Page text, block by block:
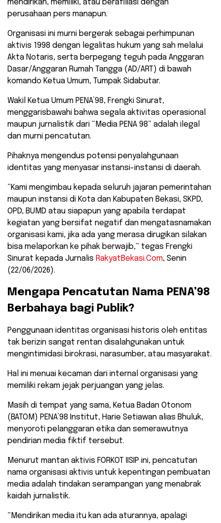
mendirikan, memiliki, atau berafiliasi dengan
perusahaan pers manapun.
Organisasi ini murni bergerak sebagai perhimpunan
aktivis 1998 dengan legalitas hukum yang sah melalui
Akta Notaris, serta berpegang teguh pada Anggaran
Dasar/Anggaran Rumah Tangga (AD/ART) di bawah
komando Ketua Umum, Tumpak Sidabutar.
​Wakil Ketua Umum PENA’98, Frengki Sinurat,
menggarisbawahi bahwa segala aktivitas operasional
maupun jurnalistik dari “Media PENA 98” adalah ilegal
dan murni pencatutan.
Pihaknya mengendus potensi penyalahgunaan
identitas yang menyasar instansi-instansi di daerah.
​”Kami mengimbau kepada seluruh jajaran pemerintahan
maupun instansi di Kota dan Kabupaten Bekasi, SKPD,
OPD, BUMD atau siapapun yang apabila terdapat
kegiatan yang bersifat negatif dan mengatasnamakan
organisasi kami, jika ada yang merasa dirugikan silakan
bisa melaporkan ke pihak berwajib,” tegas Frengki
Sinurat kepada Jurnalis RakyatBekasi.Com, Senin
(22/06/2026).
​Mengapa Pencatutan Nama PENA’98
Berbahaya bagi Publik?
​Penggunaan identitas organisasi historis oleh entitas
tak berizin sangat rentan disalahgunakan untuk
mengintimidasi birokrasi, narasumber, atau masyarakat.
Hal ini menuai kecaman dari internal organisasi yang
memiliki rekam jejak perjuangan yang jelas.
Masih di tempat yang sama, ​Ketua Badan Otonom
(BATOM) PENA’98 Institut, Harie Setiawan alias Bhuluk,
menyoroti pelanggaran etika dan semerawutnya
pendirian media fiktif tersebut.
Menurut mantan aktivis FORKOT IISIP ini, pencatutan
nama organisasi aktivis untuk kepentingan pembuatan
media adalah tindakan serampangan yang menabrak
kaidah jurnalistik.
​”Mendirikan media itu kan ada aturannya, apalagi